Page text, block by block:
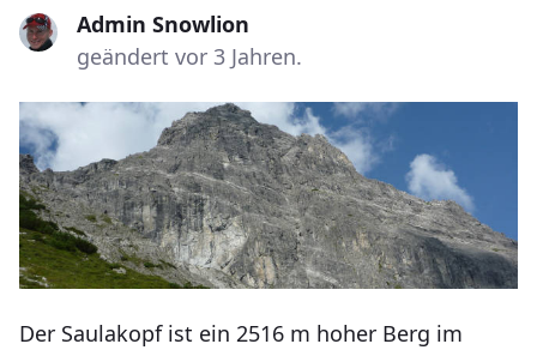
Admin Snowlion
geändert vor 3 Jahren.
Der Saulakopf ist ein 2516 m hoher Berg im